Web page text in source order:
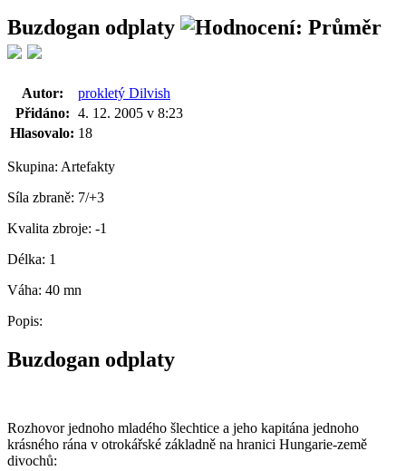
Buzdogan odplaty
Autor:
prokletý Dilvish
Přidáno: 4. 12. 2005 v 8:23
Hlasovalo: 18
Skupina: Artefakty
Síla zbraně: 7/+3
Kvalita zbroje: -1
Délka: 1
Váha: 40 mn
Popis:
Buzdogan odplaty
Rozhovor jednoho mladého šlechtice a jeho kapitána jednoho
krásného rána v otrokářské základně na hranici Hungarie-země
divochů: